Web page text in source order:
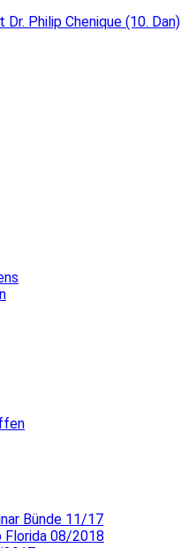
Philip Chenique (10. Dan)
Bünde 11/17
Florida 08/2018